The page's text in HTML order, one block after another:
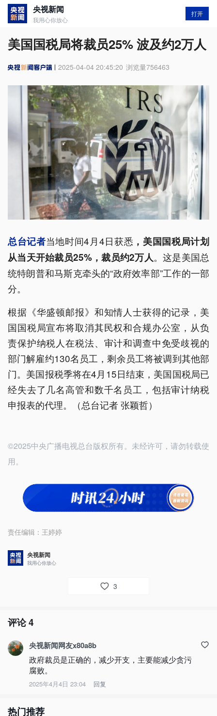
央视新闻
我用心你放心
打开
美国国税局将裁员25% 波及约2万人
2025-04-04 20:45:20 浏览量756463
总台记者当地时间4月4日获悉 ，美国国税局计划
从当天开始裁员25%，裁员约2万人。这是美国总
统特朗普和马斯克牵头的“政府效率部”工作的一部
分。
根据《华盛顿邮报》和知情人士获得的记录，美
国国税局宣布将取消其民权和合规办公室，从负
责保护纳税人在税法、审计和调查中免受歧视的
部门解雇约130名员工，剩余员工将被调到其他部
门。美国报税季将在4月15日结束，美国国税局已
经失去了几名高管和数千名员工，包括审计纳税
申报表的代理。（总台记者 张颖哲）
©2025中央广播电视总台版权所有。未经许可，请勿转载使
用。
责任编辑： 王婷婷
央视新闻
我用心你放心
3
评论4
央视新闻网友x80a8b
政府裁员是正确的，减少开支，主要能减少贪污
腐败。
2025年4月4日 23:04 回复
热门推荐